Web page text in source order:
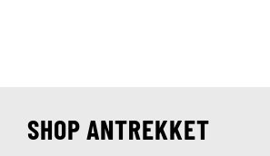
SHOP ANTREKKET